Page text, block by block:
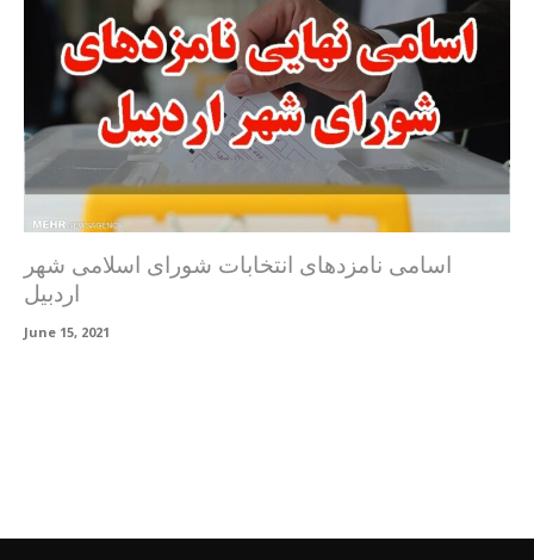
اسامی نامزدهای انتخابات شورای اسلامی شهر
اردبیل
June 15, 2021